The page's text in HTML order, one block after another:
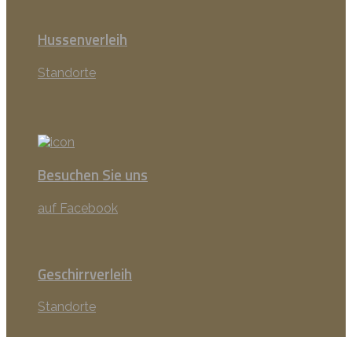
Hussenverleih
Standorte
Besuchen Sie uns
auf Facebook
Geschirrverleih
Standorte